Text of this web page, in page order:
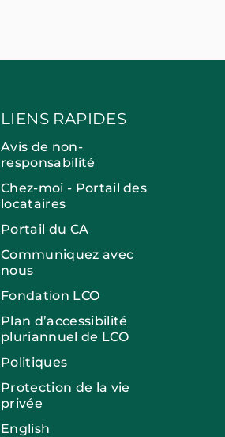
LIENS RAPIDES
Avis de non-
responsabilité
Chez-moi - Portail des
locataires
Portail du CA
Communiquez avec
nous
Fondation LCO
Plan d’accessibilité
pluriannuel de LCO
Politiques
Protection de la vie
privée
English